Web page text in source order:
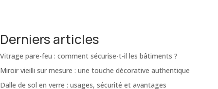
Derniers articles
Vitrage pare-feu : comment sécurise-t-il les bâtiments ?
Miroir vieilli sur mesure : une touche décorative authentique
Dalle de sol en verre : usages, sécurité et avantages